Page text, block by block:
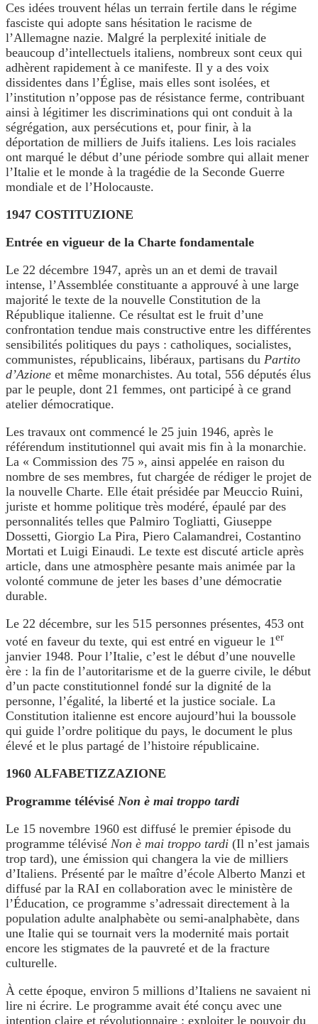
Ces idées trouvent hélas un terrain fertile dans le régime
fasciste qui adopte sans hésitation le racisme de
l’Allemagne nazie. Malgré la perplexité initiale de
beaucoup d’intellectuels italiens, nombreux sont ceux qui
adhèrent rapidement à ce manifeste. Il y a des voix
dissidentes dans l’Église, mais elles sont isolées, et
l’institution n’oppose pas de résistance ferme, contribuant
ainsi à légitimer les discriminations qui ont conduit à la
ségrégation, aux persécutions et, pour finir, à la
déportation de milliers de Juifs italiens. Les lois raciales
ont marqué le début d’une période sombre qui allait mener
l’Italie et le monde à la tragédie de la Seconde Guerre
mondiale et de l’Holocauste.
1947 COSTITUZIONE
Entrée en vigueur de la Charte fondamentale
Le 22 décembre 1947, après un an et demi de travail
intense, l’Assemblée constituante a approuvé à une large
majorité le texte de la nouvelle Constitution de la
République italienne. Ce résultat est le fruit d’une
confrontation tendue mais constructive entre les différentes
sensibilités politiques du pays : catholiques, socialistes,
communistes, républicains, libéraux, partisans du Partito
d’Azione et même monarchistes. Au total, 556 députés élus
par le peuple, dont 21 femmes, ont participé à ce grand
atelier démocratique.
Les travaux ont commencé le 25 juin 1946, après le
référendum institutionnel qui avait mis fin à la monarchie.
La « Commission des 75 », ainsi appelée en raison du
nombre de ses membres, fut chargée de rédiger le projet de
la nouvelle Charte. Elle était présidée par Meuccio Ruini,
juriste et homme politique très modéré, épaulé par des
personnalités telles que Palmiro Togliatti, Giuseppe
Dossetti, Giorgio La Pira, Piero Calamandrei, Costantino
Mortati et Luigi Einaudi. Le texte est discuté article après
article, dans une atmosphère pesante mais animée par la
volonté commune de jeter les bases d’une démocratie
durable.
Le 22 décembre, sur les 515 personnes présentes, 453 ont
voté en faveur du texte, qui est entré en vigueur le 1er
janvier 1948. Pour l’Italie, c’est le début d’une nouvelle
ère : la fin de l’autoritarisme et de la guerre civile, le début
d’un pacte constitutionnel fondé sur la dignité de la
personne, l’égalité, la liberté et la justice sociale. La
Constitution italienne est encore aujourd’hui la boussole
qui guide l’ordre politique du pays, le document le plus
élevé et le plus partagé de l’histoire républicaine.
1960 ALFABETIZZAZIONE
Programme télévisé Non è mai troppo tardi
Le 15 novembre 1960 est diffusé le premier épisode du
programme télévisé Non è mai troppo tardi (Il n’est jamais
trop tard), une émission qui changera la vie de milliers
d’Italiens. Présenté par le maître d’école Alberto Manzi et
diffusé par la RAI en collaboration avec le ministère de
l’Éducation, ce programme s’adressait directement à la
population adulte analphabète ou semi-analphabète, dans
une Italie qui se tournait vers la modernité mais portait
encore les stigmates de la pauvreté et de la fracture
culturelle.
À cette époque, environ 5 millions d’Italiens ne savaient ni
lire ni écrire. Le programme avait été conçu avec une
intention claire et révolutionnaire : exploiter le pouvoir du